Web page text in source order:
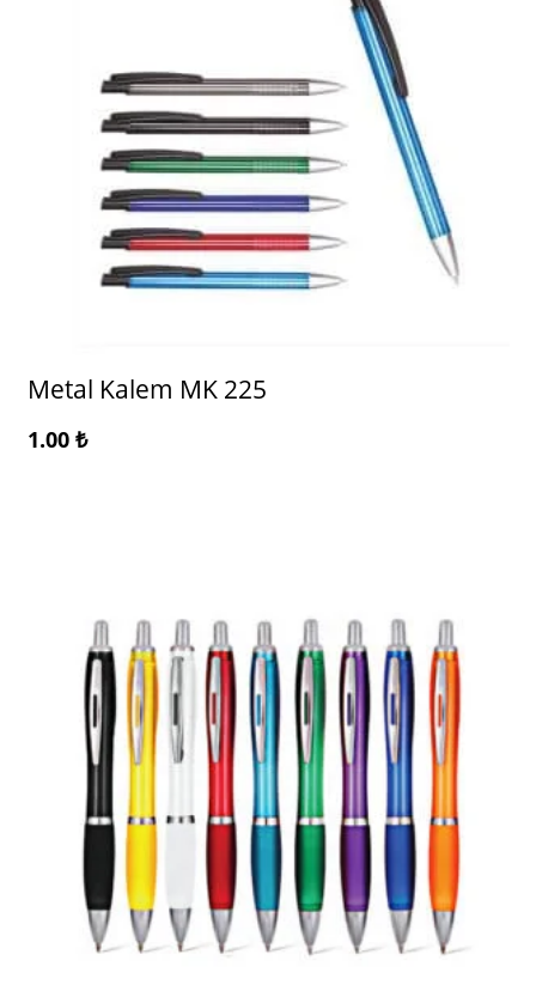
Metal Kalem MK 225
1.00 ₺